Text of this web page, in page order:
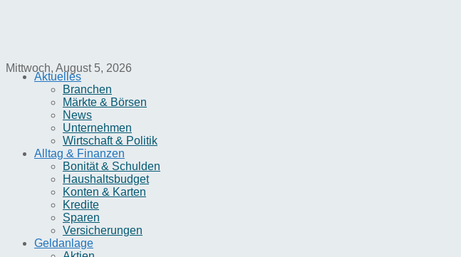
Mittwoch, August 5, 2026
Aktuelles
Branchen
Märkte & Börsen
News
Unternehmen
Wirtschaft & Politik
Alltag & Finanzen
Bonität & Schulden
Haushaltsbudget
Konten & Karten
Kredite
Sparen
Versicherungen
Geldanlage